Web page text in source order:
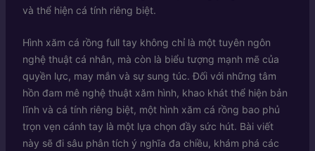
và thể hiện cá tính riêng biệt.
Hình xăm cá rồng full tay không chỉ là một tuyên ngôn
nghệ thuật cá nhân, mà còn là biểu tượng mạnh mẽ của
quyền lực, may mắn và sự sung túc. Đối với những tâm
hồn đam mê nghệ thuật xăm hình, khao khát thể hiện bản
lĩnh và cá tính riêng biệt, một hình xăm cá rồng bao phủ
trọn vẹn cánh tay là một lựa chọn đầy sức hút. Bài viết
này sẽ đi sâu phân tích ý nghĩa đa chiều, khám phá các